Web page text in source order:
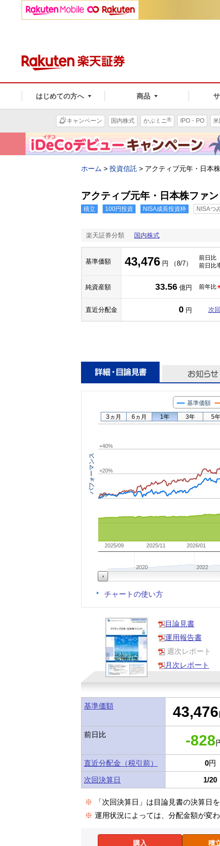
はじめての方へ 商品
キャンペーン 国内株式 かぶミニ® IPO・PO
ホーム > 投資信託 > アクティブ元年・日本
アクティブ元年・日本株ファ
積立 100円投資 NISA成長投資枠 NISAつ
楽天証券分類 国内株式
基準価額 43,476 円 （8/7）
前日比
前日比
純資産額 33.56 億円 前年比
直近分配金 0 円 次
パフォーマンス
基準価額
2025/09 2025/11 2026/01
2020 2022
0%
+20%
+40%
3ヵ月 6ヵ月 1年 3年 5年
チャートの使い方
目論見書
運用報告書
週次レポート
月次レポート
基準価額 43,476
前日比 -828
直近分配金（税引前） 0円
次回決算日
1/20
※
「次回決算日」は目論見書の決算日
※ 運用状況によっては、分配金額が変
購入 積